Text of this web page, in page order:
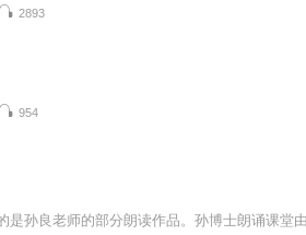
2893
954